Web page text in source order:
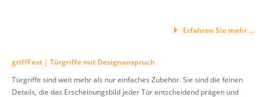
Erfahren Sie mehr ...
griffFest | Türgriffe mit Designanspruch
Türgriffe sind weit mehr als nur einfaches Zubehör. Sie sind die feinen
Details, die das Erscheinungsbild jeder Tür entscheidend prägen und